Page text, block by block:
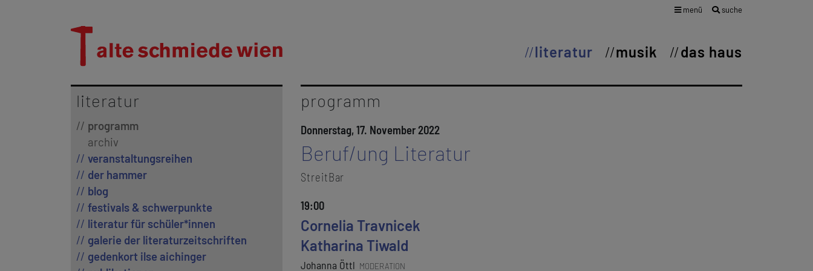
menü suche
literatur musik das haus
literatur
programm
archiv
veranstaltungsreihen
der hammer
blog
festivals & schwerpunkte
literatur für schüler*innen
galerie der literaturzeitschriften
gedenkort ilse aichinger
programm
Donnerstag, 17. November 2022
Beruf/ung Literatur
StreitBar
19:00
Cornelia Travnicek
Katharina Tiwald
Johanna Öttl MODERATION